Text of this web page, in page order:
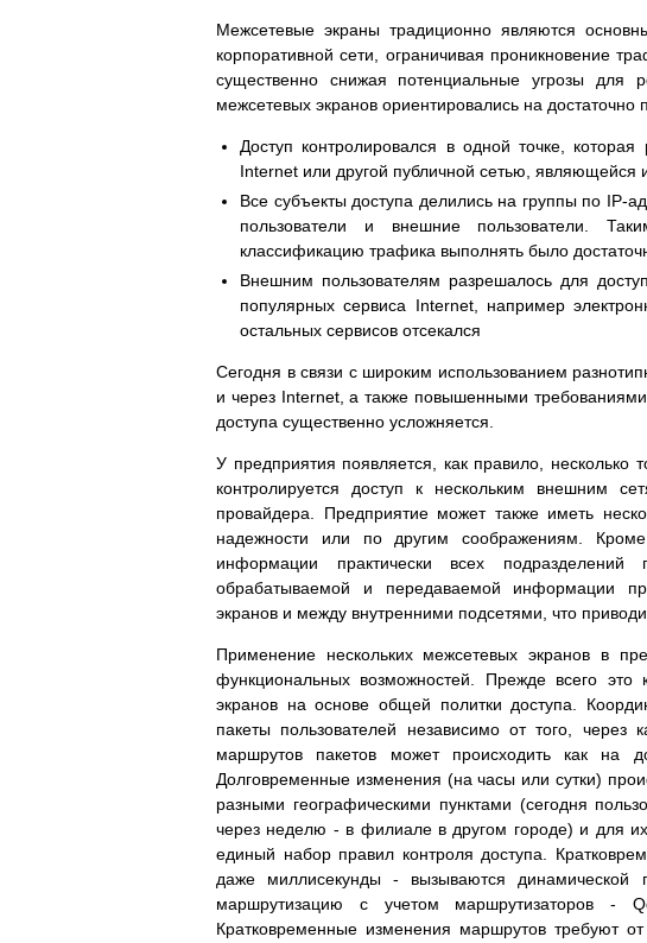
Межсетевые экраны традиционно являются
корпоративной сети, ограничивая проникновение
существенно снижая потенциальные угрозы для
межсетевых экранов ориентировались на достаточно
Доступ контролировался в одной точке,
Internet или другой публичной сетью, являющейся
Все субъекты доступа делились на группы по IP-
пользователи и внешние пользователи.
классификацию трафика выполнять было
Внешним пользователям разрешалось для
популярных сервиса Internet, например
остальных сервисов отсекался
Сегодня в связи с широким использованием
и через Internet, а также повышенными требованиями
доступа существенно усложняется.
У предприятия появляется, как правило, несколько
контролируется доступ к нескольким внешним
провайдера. Предприятие может также иметь
надежности или по другим соображениям.
информации практически всех
обрабатываемой и передаваемой информации
экранов и между внутренними подсетями, что
Применение нескольких межсетевых экранов в
функциональных возможностей. Прежде всего это
экранов на основе общей политки доступа.
пакеты пользователей независимо от того,
маршрутов пакетов может происходить как на
Долговременные изменения (на часы или сутки)
разными географическими пунктами (сегодня
через неделю - в филиале в другом городе) и для их
единый набор правил контроля доступа.
даже миллисекунды - вызываются
маршрутизацию с учетом маршрутизаторов -
Кратковременные изменения маршрутов требуют